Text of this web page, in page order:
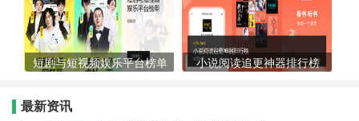
短剧与短视频娱乐平台榜单 小说阅读追更神器排行榜
最新资讯